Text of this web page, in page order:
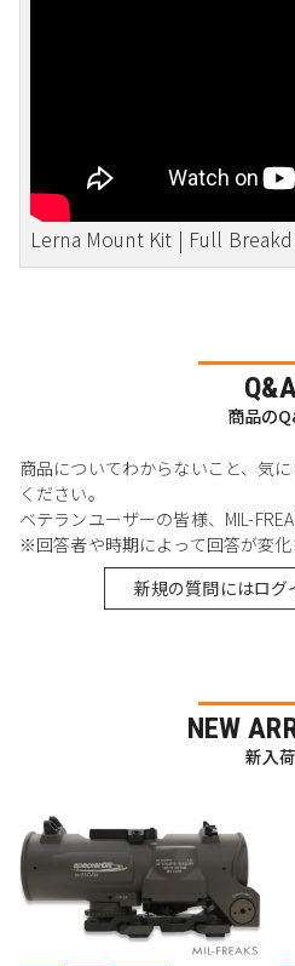
Lerna Mount Kit | Full
Q&A
商品の
商品についてわからないこと、気
ください。
ベテランユーザーの皆様、MIL-
※回答者や時期によって回答が変化
新規の質問にはログ
NEW
新入荷